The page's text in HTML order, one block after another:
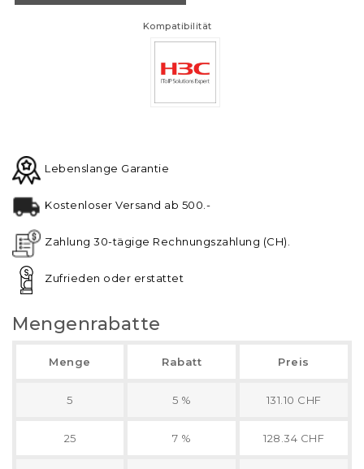
Kompatibilität
Lebenslange Garantie
Kostenloser Versand ab 500.-
Zahlung 30-tägige Rechnungszahlung (CH).
Zufrieden oder erstattet
Mengenrabatte
Menge Rabatt Preis
5 5 % 131.10 CHF
25 7 % 128.34 CHF